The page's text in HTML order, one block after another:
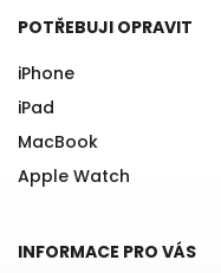
POTŘEBUJI OPRAVIT
iPhone
iPad
MacBook
Apple Watch
INFORMACE PRO VÁS